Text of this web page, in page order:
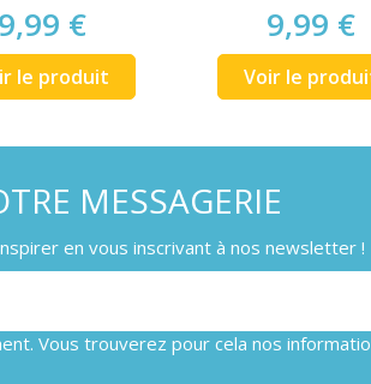
9,99 €
le produit
9,99 €
Voir le
MESSAGERIE
en vous inscrivant à nos newsletter !
Vous trouverez pour cela nos